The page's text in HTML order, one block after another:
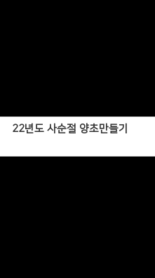
22년도 사순절 양초만들기